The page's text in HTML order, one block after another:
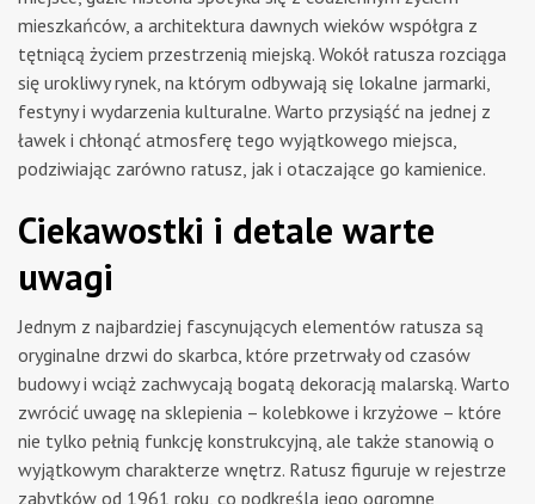
mieszkańców, a architektura dawnych wieków współgra z
tętniącą życiem przestrzenią miejską. Wokół ratusza rozciąga
się urokliwy rynek, na którym odbywają się lokalne jarmarki,
festyny i wydarzenia kulturalne. Warto przysiąść na jednej z
ławek i chłonąć atmosferę tego wyjątkowego miejsca,
podziwiając zarówno ratusz, jak i otaczające go kamienice.
Ciekawostki i detale warte
uwagi
Jednym z najbardziej fascynujących elementów ratusza są
oryginalne drzwi do skarbca, które przetrwały od czasów
budowy i wciąż zachwycają bogatą dekoracją malarską. Warto
zwrócić uwagę na sklepienia – kolebkowe i krzyżowe – które
nie tylko pełnią funkcję konstrukcyjną, ale także stanowią o
wyjątkowym charakterze wnętrz. Ratusz figuruje w rejestrze
zabytków od 1961 roku, co podkreśla jego ogromne